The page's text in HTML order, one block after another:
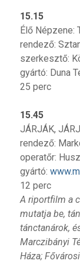
15.15
Élő Népzene:
rendező:
szerkesztő:
gyártó: Duna
25 perc
15.45
JÁRJÁK,
rendező:
operatőr:
gyártó:
12 perc
A riportfilm a
mutatja be,
tánctanárok,
Marczibányi
Háza;